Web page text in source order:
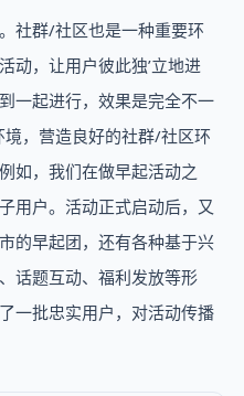
社群/社区也是一种重要环
动，让用户彼此独’立地进
一起进行，效果是完全不一
，营造良好的社群/社区环
如，我们在做早起活动之
用户。活动正式启动后，又
的早起团，还有各种基于兴
话题互动、福利发放等形
一批忠实用户，对活动传播